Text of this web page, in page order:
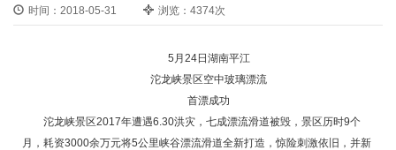
时间：2018-05-31 浏览：4374次
5月24日湖南平江
沱龙峡景区空中玻璃漂流
首漂成功
沱龙峡景区2017年遭遇6.30洪灾，七成漂流滑道被毁，景区历时9个
月，耗资3000余万元将5公里峡谷漂流滑道全新打造，惊险刺激依旧，并新